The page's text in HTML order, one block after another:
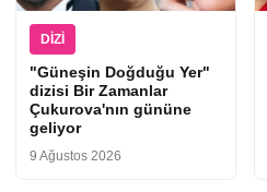
DIZI
"Güneşin Doğduğu Yer"
dizisi Bir Zamanlar
Çukurova'nın gününe
geliyor
9 Ağustos 2026